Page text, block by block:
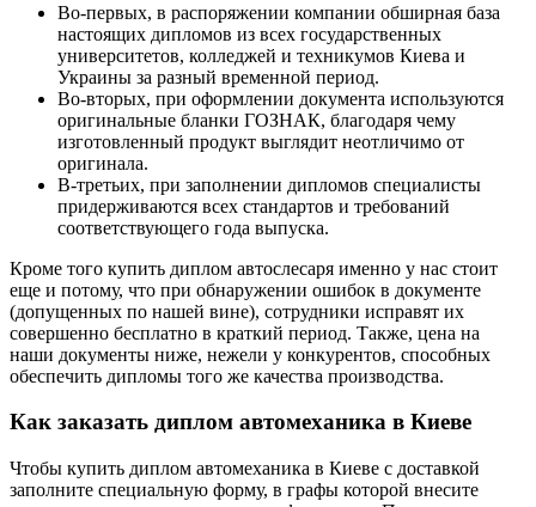
Во-первых, в распоряжении компании обширная база
настоящих дипломов из всех государственных
университетов, колледжей и техникумов Киева и
Украины за разный временной период.
Во-вторых, при оформлении документа используются
оригинальные бланки ГОЗНАК, благодаря чему
изготовленный продукт выглядит неотличимо от
оригинала.
В-третьих, при заполнении дипломов специалисты
придерживаются всех стандартов и требований
соответствующего года выпуска.
Кроме того купить диплом автослесаря именно у нас стоит
еще и потому, что при обнаружении ошибок в документе
(допущенных по нашей вине), сотрудники исправят их
совершенно бесплатно в краткий период. Также, цена на
наши документы ниже, нежели у конкурентов, способных
обеспечить дипломы того же качества производства.
Как заказать диплом автомеханика в Киеве
Чтобы купить диплом автомеханика в Киеве с доставкой
заполните специальную форму, в графы которой внесите